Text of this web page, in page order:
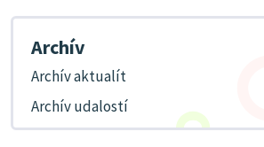
Archív
Archív aktualít
Archív udalostí